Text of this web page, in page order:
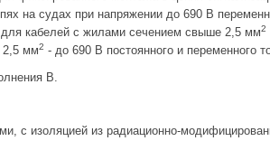
на судах при напряжении до 690 В
для кабелей с жилами сечением свыше 2,5 мм2
2,5 мм2 - до 690 В постоянного и переменного
В.
изоляцией из радиационно-